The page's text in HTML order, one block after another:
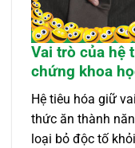
Vai trò của hệ
chứng khoa
Hệ tiêu hóa giữ
thức ăn thành
loại bỏ độc tố